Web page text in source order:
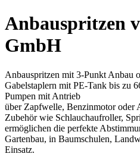
Anbauspritzen
GmbH
Anbauspritzen mit 3-Punkt Anbau
Gabelstaplern mit PE-Tank bis zu
Pumpen mit Antrieb
über Zapfwelle, Benzinmotor oder
Zubehör wie Schlauchaufroller,
ermöglichen die perfekte
Gartenbau, in Baumschulen,
Einsatz.